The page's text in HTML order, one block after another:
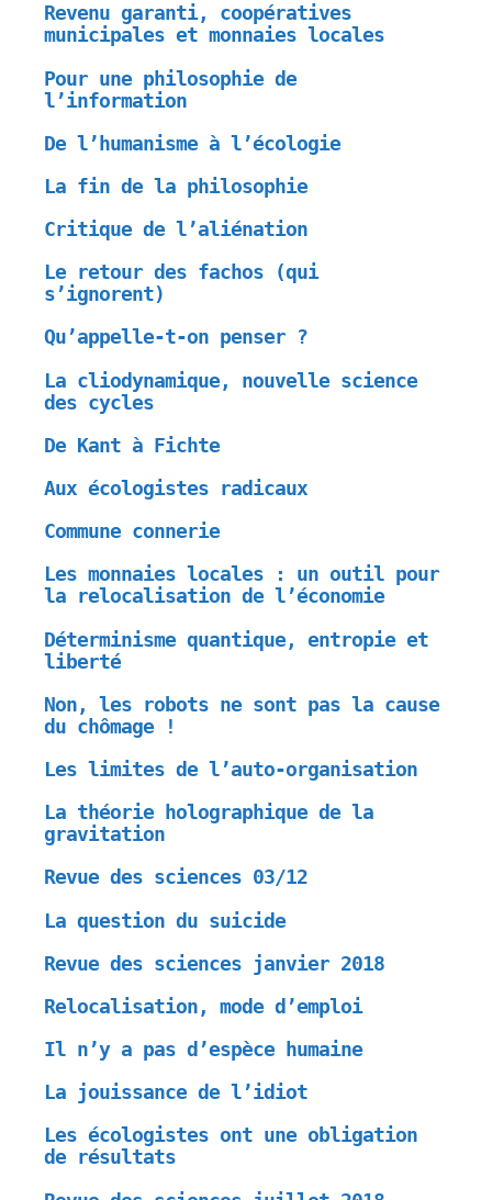
Revenu garanti, coopératives
municipales et monnaies locales
Pour une philosophie de
l’information
De l’humanisme à l’écologie
La fin de la philosophie
Critique de l’aliénation
Le retour des fachos (qui
s’ignorent)
Qu’appelle-t-on penser ?
La cliodynamique, nouvelle science
des cycles
De Kant à Fichte
Aux écologistes radicaux
Commune connerie
Les monnaies locales : un outil pour
la relocalisation de l’économie
Déterminisme quantique, entropie et
liberté
Non, les robots ne sont pas la cause
du chômage !
Les limites de l’auto-organisation
La théorie holographique de la
gravitation
Revue des sciences 03/12
La question du suicide
Revue des sciences janvier 2018
Relocalisation, mode d’emploi
Il n’y a pas d’espèce humaine
La jouissance de l’idiot
Les écologistes ont une obligation
de résultats